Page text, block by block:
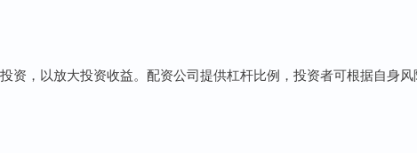
资，以放大投资收益。配资公司提供杠杆比例，投资者可根据自身风